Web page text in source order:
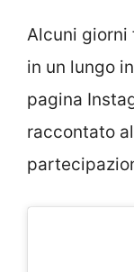
Alcuni giorni
in un lungo
pagina
raccontato